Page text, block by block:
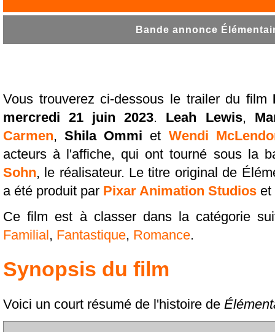
Bande annonce
Vous trouverez ci-dessous le trailer du film
mercredi 21 juin 2023. Leah Lewis,
Carmen,Shila Ommi et Wendi
acteurs à l'affiche, qui ont tourné sous la
Sohn, le réalisateur. Le titre original de
a été produit par Pixar Animation Studios et
Ce film est à classer dans la catégorie
Familial , Fantastique, Romance.
Synopsis du film
Voici un court résumé de l'histoire de